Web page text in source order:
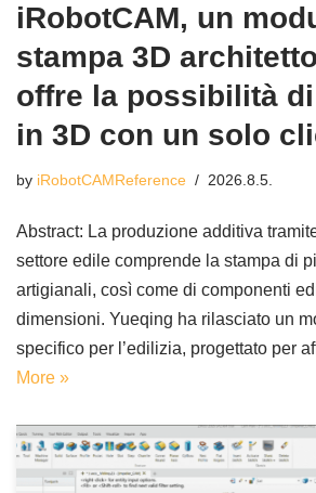
iRobotCAM, un
stampa 3D
offre la possibilità
in 3D con un solo
by iRobotCAMReference 2026.8.5.
Abstract: La produzione additiva
settore edile comprende la stampa di
artigianali, così come di componenti
dimensioni. Yueqing ha rilasciato un
specifico per l’edilizia, progettato per
More »